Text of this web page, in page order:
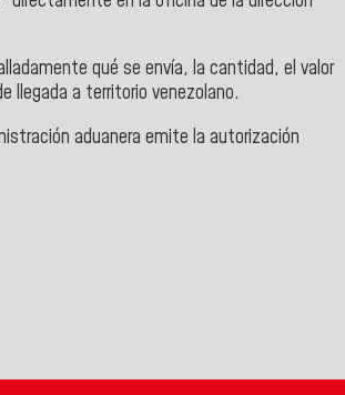
qué se envía, la cantidad, el valor
llegada a territorio venezolano.
aduanera emite la autorización